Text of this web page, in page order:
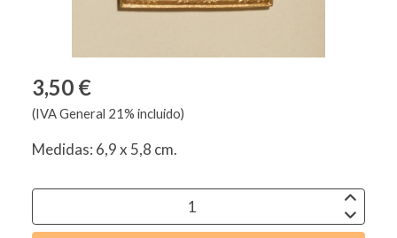
3,50 €
(IVA General 21% incluido)
Medidas: 6,9 x 5,8 cm.